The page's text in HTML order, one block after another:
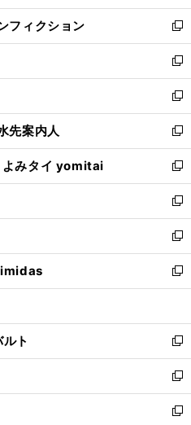
開
く
ウ
で
開
く
ン
ド
ウ
で
開
く
ウ
ィ
ン
ド
ウ
で
開
く
フィクション
新
し
い
ウ
ィ
ン
ド
ウ
で
開
く
新
し
い
ウ
ィ
ン
ド
ウ
で
開
く
新
し
い
ウ
ィ
ン
ド
ウ
で
開
く
先案内人
新
し
い
ウ
ィ
ン
ド
ウ
で
開
よみタイ yomitai
新
し
い
ウ
ィ
ン
ド
ウ
開
く
新
し
い
ウ
ィ
ン
ウ
で
開
く
新
し
い
ウ
ン
ド
ウ
で
開
く
imidas
新
し
ウ
ィ
ン
ド
ウ
で
ト
新
し
い
ウ
ィ
新
し
い
新